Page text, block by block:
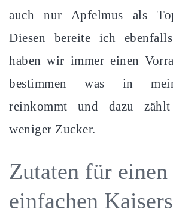
auch nur Apfelmus als
Diesen bereite ich
haben wir immer einen
bestimmen was in
reinkommt und dazu
weniger Zucker.
Zutaten für einen
einfachen